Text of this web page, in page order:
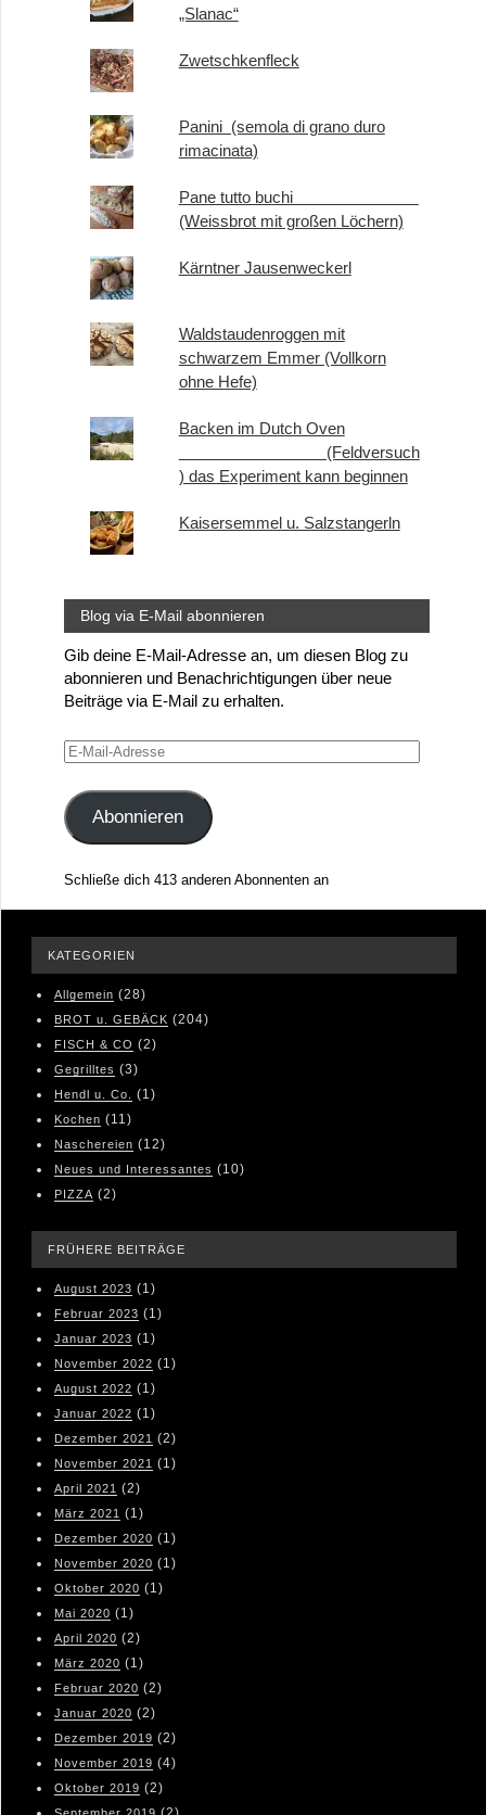
„Slanac“
Zwetschkenfleck
Panini (semola di grano duro
rimacinata)
Pane tutto buchi
(Weissbrot mit großen Löchern)
Kärntner Jausenweckerl
Waldstaudenroggen mit
schwarzem Emmer (Vollkorn
ohne Hefe)
Backen im Dutch Oven
(Feldversuch
) das Experiment kann beginnen
Kaisersemmel u. Salzstangerln
Blog via E-Mail abonnieren
Gib deine E-Mail-Adresse an, um diesen Blog zu
abonnieren und Benachrichtigungen über neue
Beiträge via E-Mail zu erhalten.
E-
Adresse
Abonnieren
Schließe dich 413 anderen Abonnenten an
KATEGORIEN
Allgemein (28)
BROT u. GEBÄCK (204)
FISCH & CO (2)
Gegrilltes (3)
Hendl u. Co. (1)
Kochen (11)
Naschereien (12)
Neues und Interessantes (10)
PIZZA (2)
FRÜHERE BEITRÄGE
August 2023 (1)
Februar 2023 (1)
Januar 2023 (1)
November 2022 (1)
August 2022 (1)
Januar 2022 (1)
Dezember 2021 (2)
November 2021 (1)
April 2021 (2)
März 2021 (1)
Dezember 2020 (1)
November 2020 (1)
Oktober 2020 (1)
Mai 2020 (1)
April 2020 (2)
März 2020 (1)
Februar 2020 (2)
Januar 2020 (2)
Dezember 2019 (2)
November 2019 (4)
Oktober 2019 (2)